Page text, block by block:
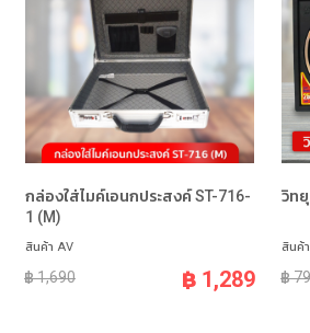
กล่องใส่ไมค์เอนกประสงค์ ST-716-
1 (M)
สินค้า AV
฿ 1,690 ฿ 1,289
วิทยุ
สินค้
฿